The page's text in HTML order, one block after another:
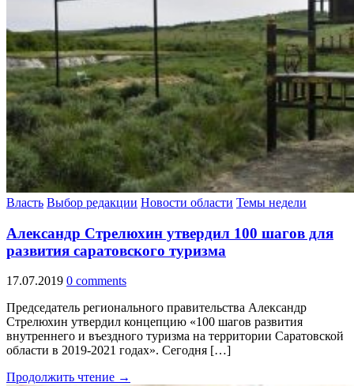
Власть Выбор редакции Новости области Темы недели
Александр Стрелюхин утвердил 100 шагов для
развития саратовского туризма
17.07.2019 0 comments
Председатель регионального правительства Александр
Стрелюхин утвердил концепцию «100 шагов развития
внутреннего и въездного туризма на территории Саратовской
области в 2019-2021 годах». Сегодня […]
Продолжить чтение →